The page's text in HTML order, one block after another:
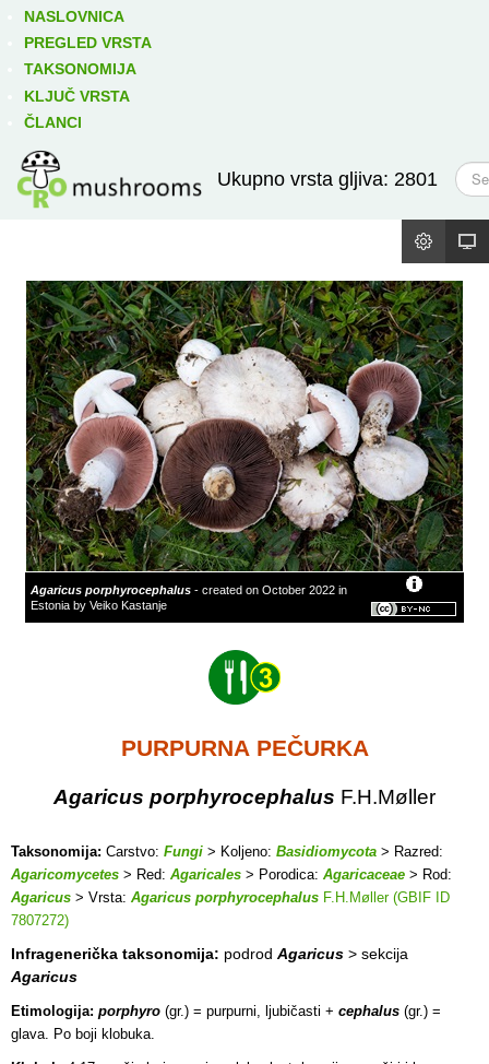
NASLOVNICA
PREGLED VRSTA
TAKSONOMIJA
KLJUČ VRSTA
ČLANCI
Ukupno vrsta gljiva: 2801
T
r
ž
Agaricus porphyrocephalus - created on October 2022 in
Estonia by Veiko Kastanje
PURPURNA PEČURKA
Agaricus porphyrocephalus F.H.Møller
Taksonomija: Carstvo: Fungi > Koljeno: Basidiomycota > Razred:
Agaricomycetes > Red: Agaricales > Porodica: Agaricaceae > Rod:
Agaricus > Vrsta: Agaricus porphyrocephalus F.H.Møller (GBIF ID
7807272)
Infragenerička taksonomija: podrod Agaricus > sekcija
Agaricus
Etimologija: porphyro (gr.) = purpurni, ljubičasti + cephalus (gr.) =
glava. Po boji klobuka.
Izravno podređene niže takse: